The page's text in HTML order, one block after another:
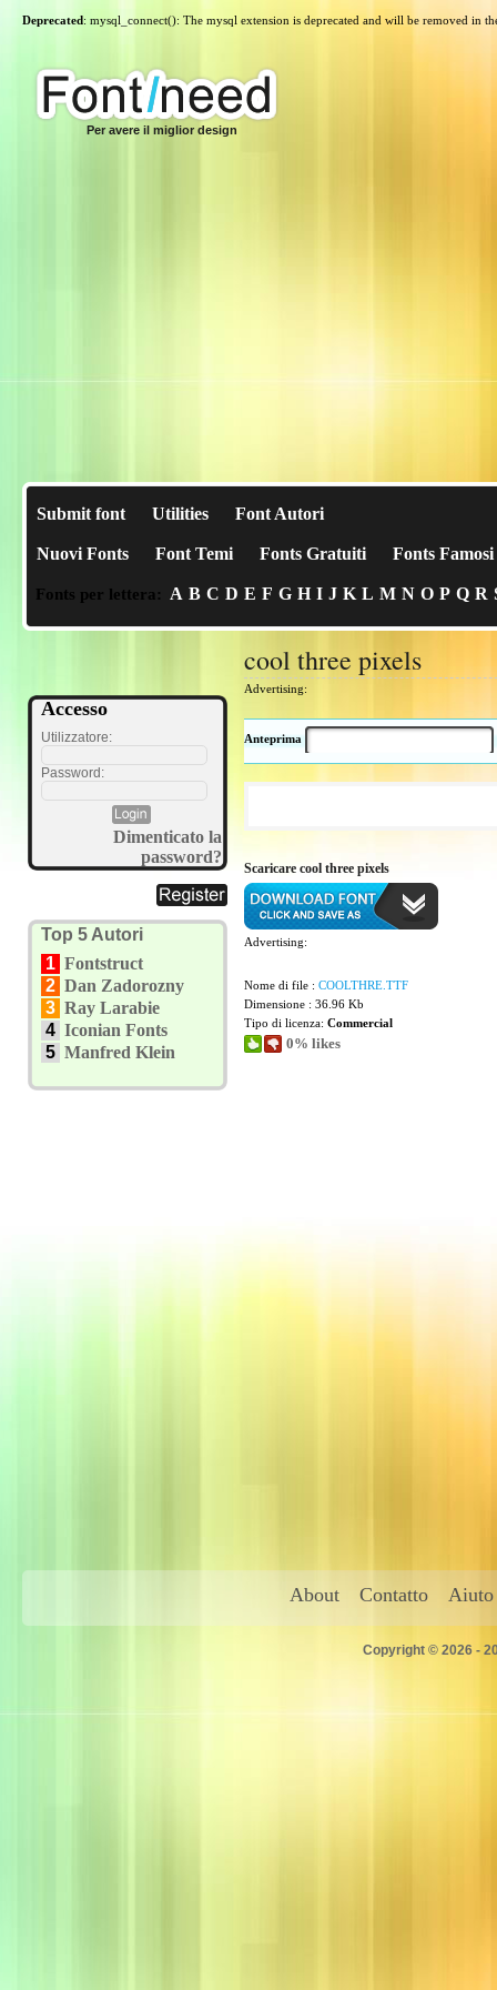
Deprecated: mysql_connect(): The mysql extension is deprecated and will be removed in
Per avere il miglior design
Submit font Utilities Font Autori
Nuovi Fonts Font Temi Fonts Gratuiti Fonts Famosi
Fonts per lettera: A B C D E F G H I J K L M N O P Q R
Accesso
Utilizzatore:
Password:
Dimenticato la
password?
Top 5 Autori
1 Fontstruct
2 Dan Zadorozny
3 Ray Larabie
4 Iconian Fonts
5 Manfred Klein
cool three pixels
Advertising:
Anteprima
Scaricare cool three pixels
Advertising:
Nome di file : COOLTHRE.TTF
Dimensione : 36.96 Kb
Tipo di licenza: Commercial
0% likes
About Contatto Aiuto
Copyright © 2026 -